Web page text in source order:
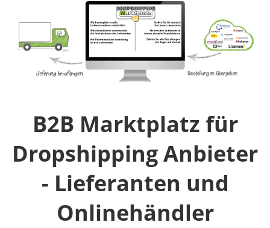
B2B Marktplatz für
Dropshipping Anbieter
- Lieferanten und
Onlinehändler